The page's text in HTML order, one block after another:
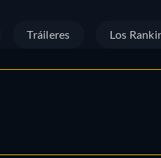
Tráileres Los